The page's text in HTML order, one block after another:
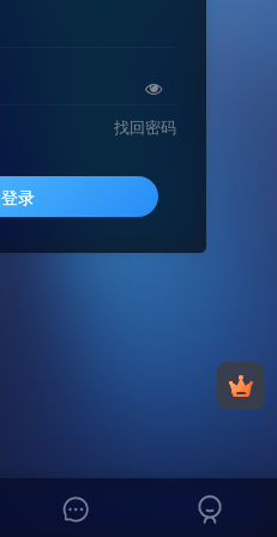
找回密码
登录